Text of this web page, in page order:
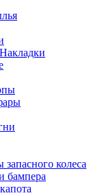
колеса
бампера